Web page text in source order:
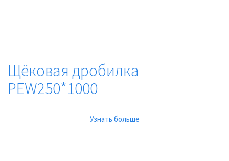
Щёковая дробилка
PEW250*1000
Узнать больше